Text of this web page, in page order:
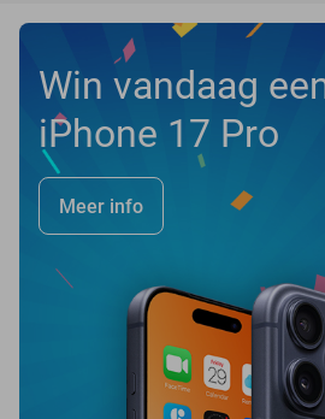
Win vandaag
iPhone 17 Pro
Meer info